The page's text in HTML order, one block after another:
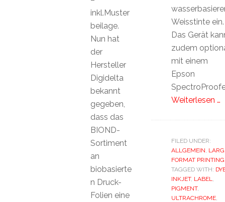
Weisstinte ein.
Das Gerät
zudem
mit einem
Epson
Weiterlesen …
FILED UNDER:
ALLGEMEIN,
FORMAT PRINTING
TAGGED WITH:
INKJET, LABEL,
PIGMENT,
ULTRACHROME,
inkl.Muster
beilage.
Nun hat
der
Hersteller
Digidelta
bekannt
gegeben,
dass das
BIOND-
Sortiment
an
biobasierte
n Druck-
Folien eine